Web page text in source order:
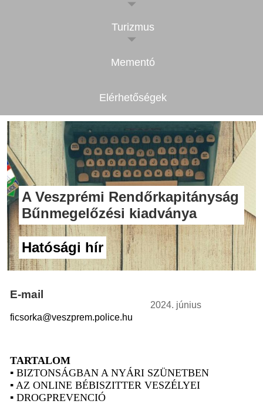
Turizmus
Mementó
Elérhetőségek
A Veszprémi Rendőrkapitányság
Bűnmegelőzési kiadványa
Hatósági hír
E-mail
ficsorka@veszprem.police.hu
2024. június
TARTALOM
▪ BIZTONSÁGBAN A NYÁRI SZÜNETBEN
▪ AZ ONLINE BÉBISZITTER VESZÉLYEI
▪ DROGPREVENCIÓ